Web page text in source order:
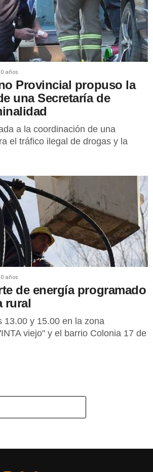
años
Provincial propuso la
una Secretaría de
a la coordinación de una
el tráfico ilegal de drogas y la
años
de energía programado
rural
13.00 y 15.00 en la zona
viejo" y el barrio Colonia 17 de